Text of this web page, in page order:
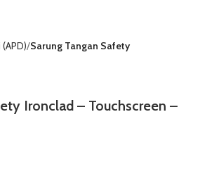
Sarung Tangan Safety
Ironclad – Touchscreen –